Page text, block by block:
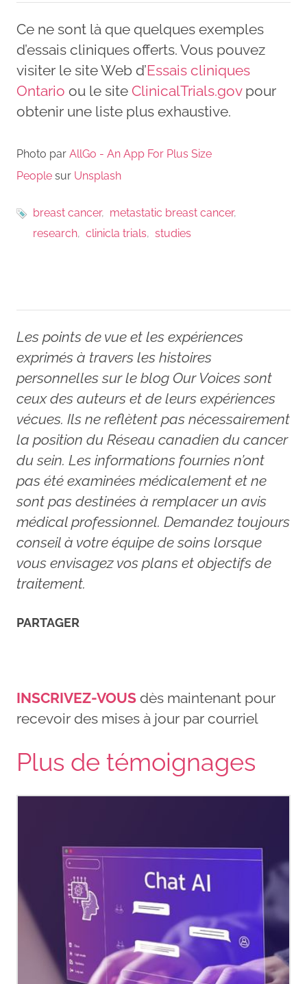
Ce ne sont là que quelques exemples
d’essais cliniques offerts. Vous pouvez
visiter le site Web d’Essais cliniques
Ontario ou le site ClinicalTrials.govpour
obtenir une liste plus exhaustive.
Photo par AllGo - An App For Plus Size
People sur Unsplash
breast cancer
metastatic breast cancer
research
clinicla trials studies
Les points de vue et les expériences
exprimés à travers les histoires
personnelles sur le blog Our Voices sont
ceux des auteurs et de leurs expériences
vécues. Ils ne reflètent pas nécessairement
la position du Réseau canadien du cancer
du sein. Les informations fournies n’ont
pas été examinées médicalement et ne
sont pas destinées à remplacer un avis
médical professionnel. Demandez toujours
conseil à votre équipe de soins lorsque
vous envisagez vos plans et objectifs de
traitement.
PARTAGER
INSCRIVEZ-VOUS dès maintenant pour
recevoir des mises à jour par courriel
Plus de témoignages